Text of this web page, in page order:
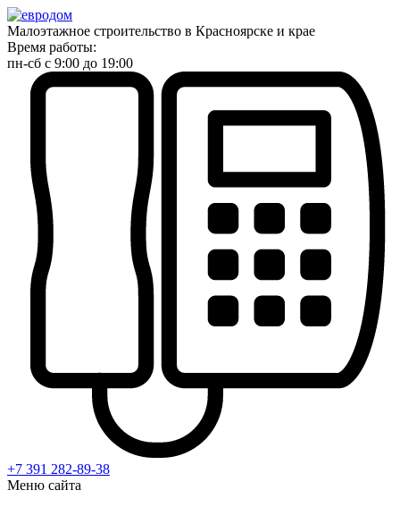
Малоэтажное строительство в Красноярске и крае
Время работы:
пн-сб с 9:00 до 19:00
+7 391 282-89-38
Меню сайта